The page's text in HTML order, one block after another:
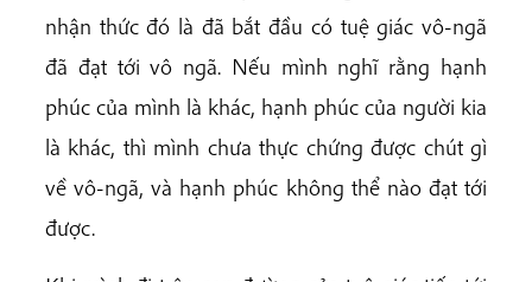
nhận thức đó là đã bắt đầu có tuệ giác vô-ngã
đã đạt tới vô ngã. Nếu mình nghĩ rằng hạnh
phúc của mình là khác, hạnh phúc của người kia
là khác, thì mình chưa thực chứng được chút gì
về vô-ngã, và hạnh phúc không thể nào đạt tới
được.